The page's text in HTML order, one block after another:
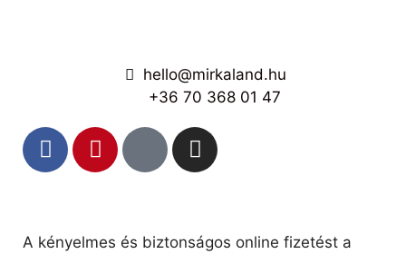
hello@mirkaland.hu
+36 70 368 01 47
A kényelmes és biztonságos online fizetést a